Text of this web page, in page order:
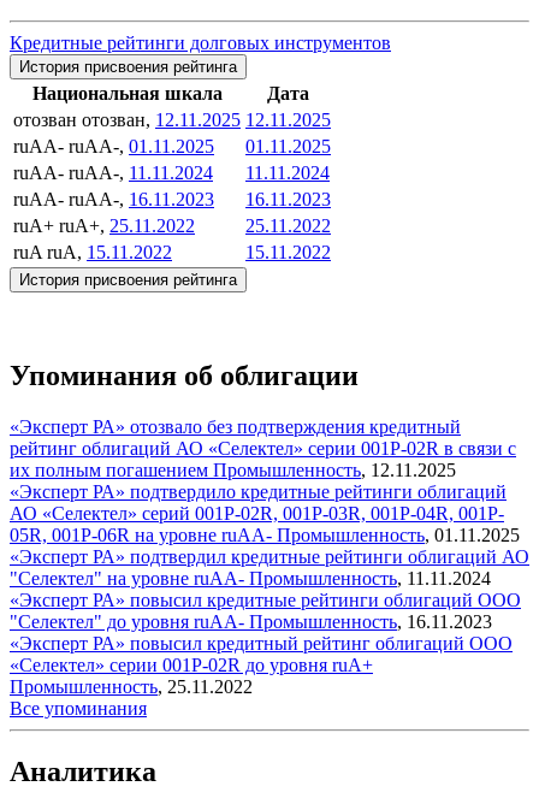
Кредитные рейтинги долговых инструментов
История присвоения рейтинга
Национальная шкала
Дата
отозван отозван, 12.11.2025 12.11.2025
ruAA- ruAA-, 01.11.2025
01.11.2025
ruAA- ruAA-, 11.11.2024
11.11.2024
ruAA- ruAA-, 16.11.2023
16.11.2023
ruA+ ruA+, 25.11.2022
25.11.2022
ruA ruA, 15.11.2022 15.11.2022
История присвоения рейтинга
Упоминания об облигации
«Эксперт РА» отозвало без подтверждения кредитный
рейтинг облигаций АО «Селектел» серии 001Р-02R в связи с
их полным погашением Промышленность, 12.11.2025
«Эксперт РА» подтвердило кредитные рейтинги облигаций
АО «Селектел» серий 001Р-02R, 001Р-03R, 001Р-04R, 001P-
05R, 001Р-06R на уровне ruAA- Промышленность, 01.11.2025
«Эксперт РА» подтвердил кредитные рейтинги облигаций АО
"Селектел" на уровне ruAA- Промышленность, 11.11.2024
«Эксперт РА» повысил кредитные рейтинги облигаций ООО
"Селектел" до уровня ruAA- Промышленность, 16.11.2023
«Эксперт РА» повысил кредитный рейтинг облигаций ООО
«Селектел» серии 001Р-02R до уровня ruA+
Промышленность, 25.11.2022
Все упоминания
Аналитика